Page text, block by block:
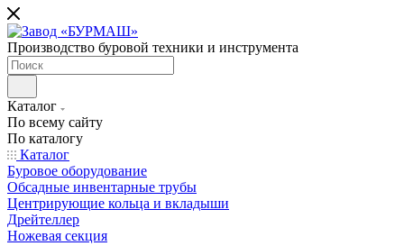
Производство буровой техники и инструмента
Каталог
По всему сайту
По каталогу
Каталог
Буровое оборудование
Обсадные инвентарные трубы
Центрирующие кольца и вкладыши
Дрейтеллер
Ножевая секция